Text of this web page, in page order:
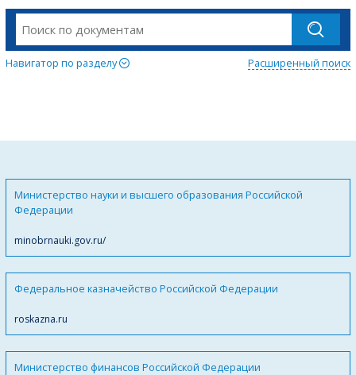
Навигатор по разделу Расширенный поиск
Министерство науки и высшего образования Российской
Федерации
minobrnauki.gov.ru/
Федеральное казначейство Российской Федерации
roskazna.ru
Министерство финансов Российской Федерации